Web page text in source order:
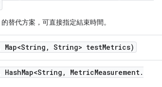
的替代方案，可直接指定結束時間。
Map<String , String> testMetrics)
HashMap<String , MetricMeasurement.